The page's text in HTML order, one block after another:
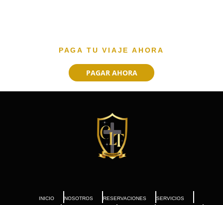
PAGA TU VIAJE AHORA
PAGAR AHORA
INICIO NOSOTROS RESERVACIONES SERVICIOS